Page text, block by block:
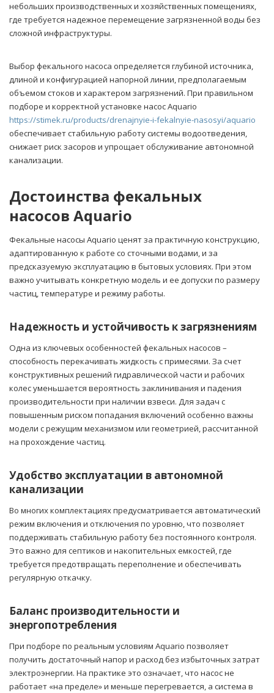
небольших производственных и хозяйственных помещениях,
где требуется надежное перемещение загрязненной воды без
сложной инфраструктуры.
Выбор фекального насоса определяется глубиной источника,
длиной и конфигурацией напорной линии, предполагаемым
объемом стоков и характером загрязнений. При правильном
подборе и корректной установке насос Aquario
https://stimek.ru/products/drenajnyie-i-fekalnyie-nasosyi/aquario
обеспечивает стабильную работу системы водоотведения,
снижает риск засоров и упрощает обслуживание автономной
канализации.
Достоинства фекальных
насосов Aquario
Фекальные насосы Aquario ценят за практичную конструкцию,
адаптированную к работе со сточными водами, и за
предсказуемую эксплуатацию в бытовых условиях. При этом
важно учитывать конкретную модель и ее допуски по размеру
частиц, температуре и режиму работы.
Надежность и устойчивость к загрязнениям
Одна из ключевых особенностей фекальных насосов –
способность перекачивать жидкость с примесями. За счет
конструктивных решений гидравлической части и рабочих
колес уменьшается вероятность заклинивания и падения
производительности при наличии взвеси. Для задач с
повышенным риском попадания включений особенно важны
модели с режущим механизмом или геометрией, рассчитанной
на прохождение частиц.
Удобство эксплуатации в автономной
канализации
Во многих комплектациях предусматривается автоматический
режим включения и отключения по уровню, что позволяет
поддерживать стабильную работу без постоянного контроля.
Это важно для септиков и накопительных емкостей, где
требуется предотвращать переполнение и обеспечивать
регулярную откачку.
Баланс производительности и
энергопотребления
При подборе по реальным условиям Aquario позволяет
получить достаточный напор и расход без избыточных затрат
электроэнергии. На практике это означает, что насос не
работает «на пределе» и меньше перегревается, а система в